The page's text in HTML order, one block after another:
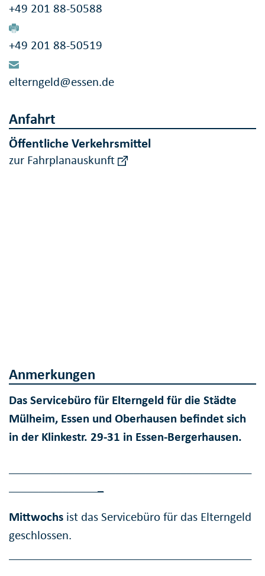
+49 201 88-50588
+49 201 88-50519
elterngeld@essen.de
Anfahrt
Öffentliche Verkehrsmittel
zur Fahrplanauskunft
Anmerkungen
Das Servicebüro für Elterngeld für die Städte
Mülheim, Essen und Oberhausen befindet sich
in der Klinkestr. 29-31 in Essen-Bergerhausen.
Mittwochs ist das Servicebüro für das Elterngeld
geschlossen.